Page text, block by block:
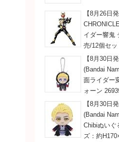
【8月26日
イダー響鬼
売/12個セッ
【8月30日
(Bandai
面ライダー
ォーン
【8月30日
(Bandai
Chibiぬいぐ
ズ：約